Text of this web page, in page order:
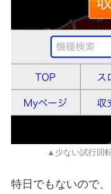
▲少ない試行回
特日でもないので